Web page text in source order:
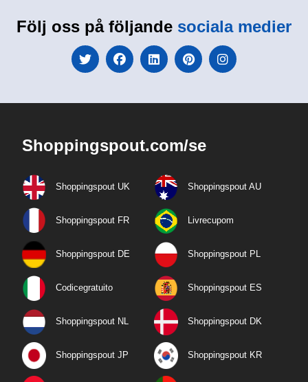
Följ oss på följande sociala medier
Shoppingspout.com/se
Shoppingspout UK Shoppingspout AU
Shoppingspout FR Livrecupom
Shoppingspout DE Shoppingspout PL
Codicegratuito Shoppingspout ES
Shoppingspout NL Shoppingspout DK
Shoppingspout JP Shoppingspout KR